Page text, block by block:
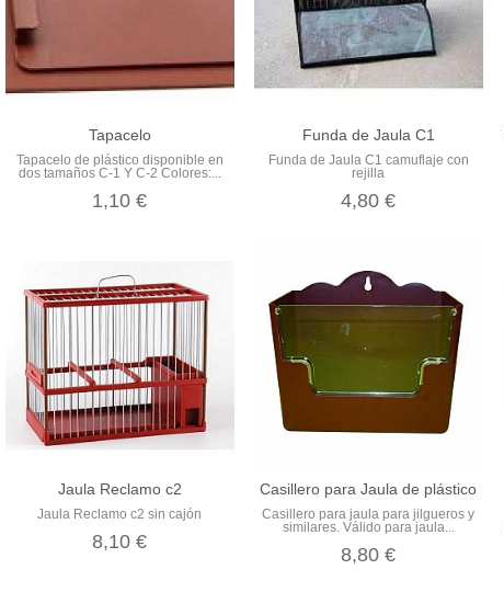
Tapacelo
Tapacelo de plástico disponible en
dos tamaños C-1 Y C-2 Colores:...
1,10 €
Funda de Jaula C1
Funda de Jaula C1 camuflaje con
rejilla
4,80 €
Jaula Reclamo c2
Jaula Reclamo c2 sin cajón
8,10 €
Casillero para Jaula de plástico
Casillero para jaula para jilgueros y
similares. Válido para jaula...
8,80 €